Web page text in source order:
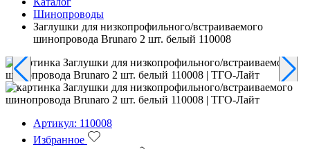
Шинопроводы
Заглушки для низкопрофильного/встраиваемого
шинопровода Brunaro 2 шт. белый 110008
Артикул: 110008
Избранное